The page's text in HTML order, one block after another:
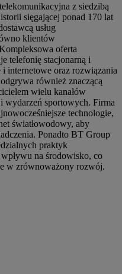
z siedzibą
sięgającej ponad 170 lat
usług
klientów
oferta
telefonię stacjonarną i
internetowe oraz rozwiązania
również znaczącą
wielu kanałów
wydarzeń sportowych. Firma
technologie,
światłowodowy, aby
Ponadto BT Group
praktyk
na środowisko, co
w zrównoważony rozwój.